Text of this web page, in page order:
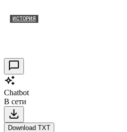
ИСТОРИЯ
Chatbot
В сети
Download TXT